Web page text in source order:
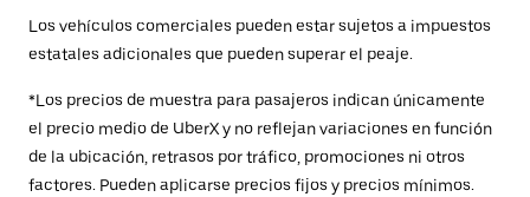
Los vehículos comerciales pueden estar sujetos a impuestos
estatales adicionales que pueden superar el peaje.
*Los precios de muestra para pasajeros indican únicamente
el precio medio de UberX y no reflejan variaciones en función
de la ubicación, retrasos por tráfico, promociones ni otros
factores. Pueden aplicarse precios fijos y precios mínimos.